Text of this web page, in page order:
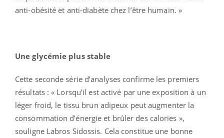
anti-obésité et anti-diabète chez l’être humain. »
Une glycémie plus stable
Cette seconde série d’analyses confirme les premiers
résultats : « Lorsqu’il est activé par une exposition à un
léger froid, le tissu brun adipeux peut augmenter la
consommation d’énergie et brûler des calories »,
souligne Labros Sidossis. Cela constitue une bonne